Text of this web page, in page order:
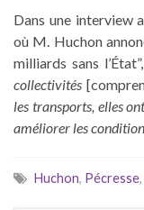
Dans une interview
où M. Huchon
milliards sans
collectivités
les transports, elles
améliorer les
Huchon, Pécresse,